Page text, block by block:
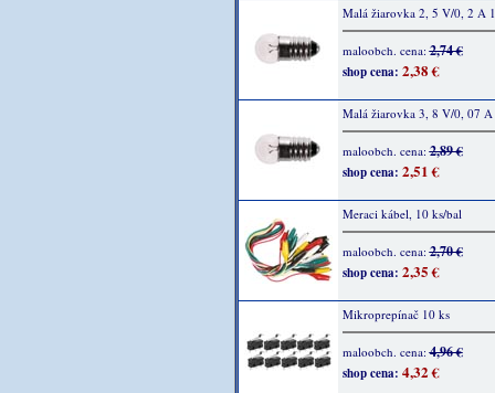
Malá žiarovka 2, 5 V/0, 2 A
maloobch. cena:2,74 €
shop cena: 2,38 €
Malá žiarovka 3, 8 V/0, 07 A
maloobch. cena:2,89 €
shop cena: 2,51 €
Meraci kábel, 10 ks/bal
maloobch. cena:2,70 €
shop cena: 2,35 €
Mikroprepínač 10 ks
maloobch. cena:4,96 €
shop cena: 4,32 €